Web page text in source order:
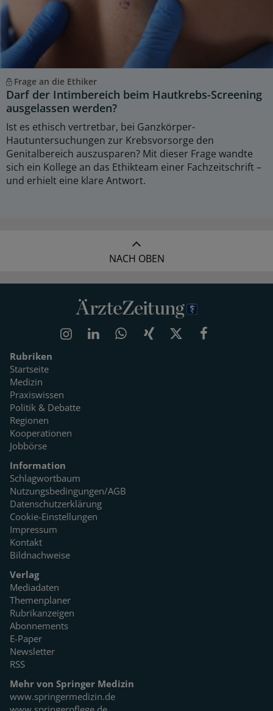
Frage an die Ethiker
Darf der Intimbereich beim Hautkrebs-Screening
ausgelassen werden?
Ist es ethisch vertretbar, bei Ganzkörper-
Hautuntersuchungen zur Krebsvorsorge den
Genitalbereich auszusparen? Mit dieser Frage wandte
sich ein Kollege an das Ethikteam einer Fachzeitschrift –
und erhielt eine klare Antwort.
NACH OBEN
Rubriken
Startseite
Medizin
Praxiswissen
Politik & Debatte
Regionen
Kooperationen
Jobbörse
Information
Schlagwortbaum
Nutzungsbedingungen/AGB
Datenschutzerklärung
Cookie-Einstellungen
Impressum
Kontakt
Bildnachweise
Verlag
Mediadaten
Themenplaner
Rubrikanzeigen
Abonnements
E-Paper
Newsletter
RSS
Mehr von Springer Medizin
www.springermedizin.de